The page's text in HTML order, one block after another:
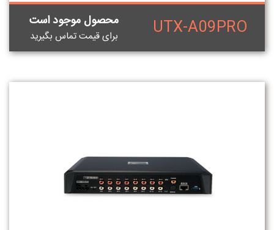
UTX-A09PRO محصول موجود است
برای قيمت تماس بگيريد